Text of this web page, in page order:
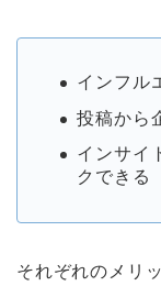
インフル
投稿から
インサイ
クできる
それぞれのメリ